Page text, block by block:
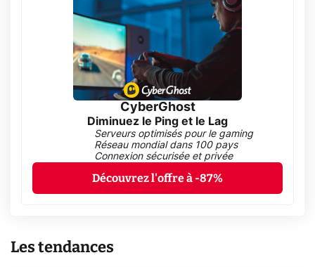
CyberGhost
Diminuez le Ping et le Lag
Serveurs optimisés pour le gaming
Réseau mondial dans 100 pays
Connexion sécurisée et privée
Découvrez l'offre à -87%
Les tendances